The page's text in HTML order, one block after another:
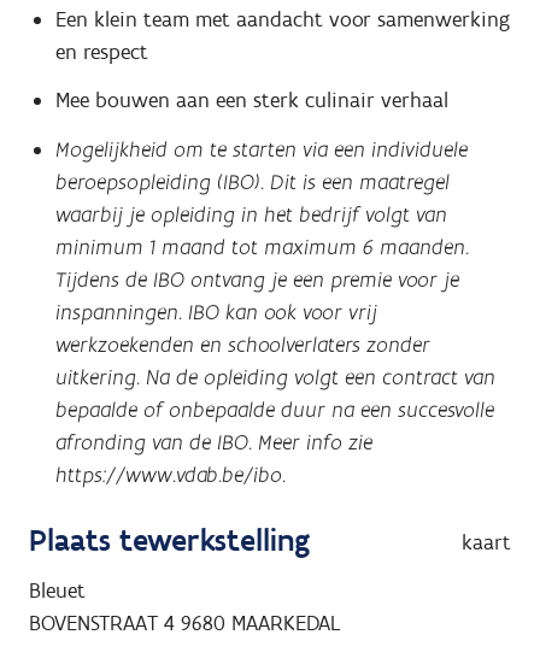
Een klein team met aandacht voor samenwerking
en respect
Mee bouwen aan een sterk culinair verhaal
Mogelijkheid om te starten via een individuele
beroepsopleiding (IBO). Dit is een maatregel
waarbij je opleiding in het bedrijf volgt van
minimum 1 maand tot maximum 6 maanden.
Tijdens de IBO ontvang je een premie voor je
inspanningen. IBO kan ook voor vrij
werkzoekenden en schoolverlaters zonder
uitkering. Na de opleiding volgt een contract van
bepaalde of onbepaalde duur na een succesvolle
afronding van de IBO. Meer info zie
https://www.vdab.be/ibo.
Plaats tewerkstelling
kaart
Bleuet
BOVENSTRAAT 4 9680 MAARKEDAL